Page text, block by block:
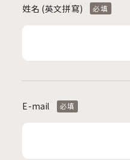
姓名 (英文拼寫) 必填
E-mail 必填